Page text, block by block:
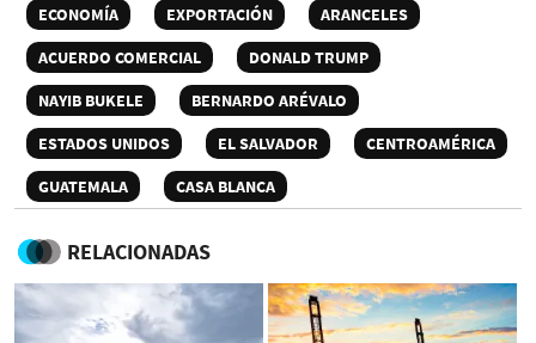
ECONOMÍA EXPORTACIÓN
ARANCELES
ACUERDO COMERCIAL
DONALD TRUMP
NAYIB BUKELE
BERNARDO ARÉVALO
ESTADOS UNIDOS
EL SALVADOR
CENTROAMÉRICA
GUATEMALA
CASA BLANCA
RELACIONADAS